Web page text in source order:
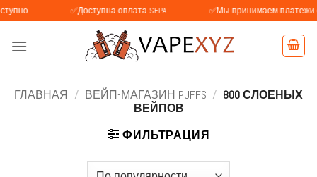
Skip
to
content
✅Доступна оплата SEPA ✅Мы принимаем платежи с BLIK
ГЛАВНАЯ / ВЕЙП-МАГАЗИН PUFFS / 800 СЛОЕНЫХ
ВЕЙПОВ
ФИЛЬТРАЦИЯ